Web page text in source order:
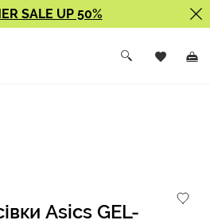
SALE UP 50%
Asics GEL-